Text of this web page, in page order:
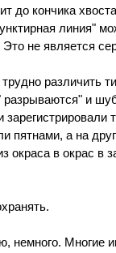
до кончика
линия"
не является
различить
разрываются" и
пятнами, а на
окраса в окрас в
немного. Многие